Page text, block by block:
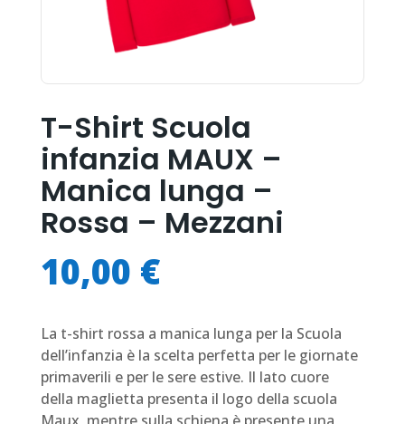
T-Shirt Scuola
infanzia MAUX –
Manica lunga –
Rossa – Mezzani
10,00 €
La t-shirt rossa a manica lunga per la Scuola
dell’infanzia è la scelta perfetta per le giornate
primaverili e per le sere estive. Il lato cuore
della maglietta presenta il logo della scuola